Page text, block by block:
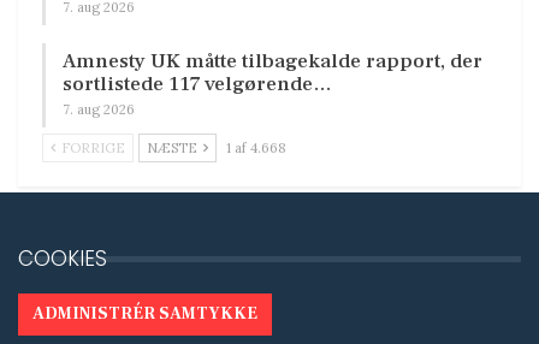
7. aug 2026
Amnesty UK måtte tilbagekalde rapport, der
sortlistede 117 velgørende…
7. aug 2026
FORRIGE NÆSTE 1 af 4.668
COOKIES
ADMINISTRÉR SAMTYKKE